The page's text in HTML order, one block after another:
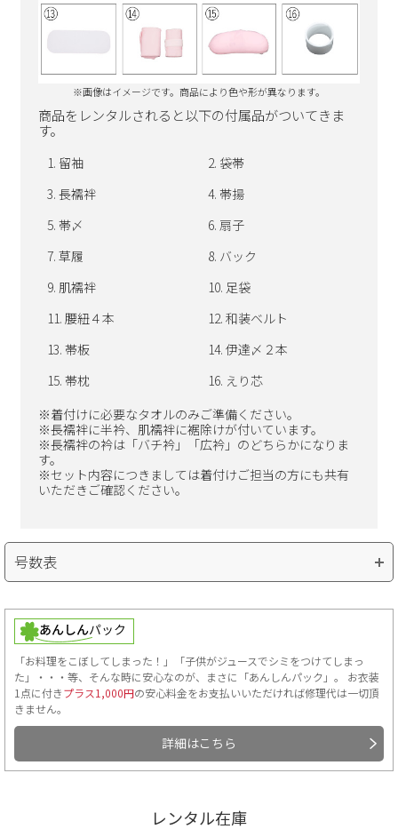
※画像はイメージです。商品により色や形が異なります。
商品をレンタルされると以下の付属品がついてきま
す。
留袖
袋帯
長襦袢
帯揚
帯〆
扇子
草履
バック
肌襦袢
足袋
腰紐４本
和装ベルト
帯板
伊達〆２本
帯枕
えり芯
※着付けに必要なタオルのみご準備ください。
※長襦袢に半衿、肌襦袢に裾除けが付いています。
※長襦袢の衿は「バチ衿」「広衿」のどちらかになりま
す。
※セット内容につきましては着付けご担当の方にも共有
いただきご確認ください。
号数表
号数の確認方法
バスト・ウエスト・ヒップの中で一番ふくよかな部分をお測りい
ただき、以下の表より号数の確認をお願いします。
9号
※号数に合わせて着物のサイズが変わることは無く、各商品ページの商品詳細欄にて
「お料理をこぼしてしまった！」「子供がジュースでシミをつけてしまっ
た」・・・等、そんな時に安心なのが、まさに「あんしんパック」。 お衣装
1点に付きプラス1,000円の安心料金をお支払いいただければ修理代は一切頂
きません。
詳細はこちら
レンタル在庫